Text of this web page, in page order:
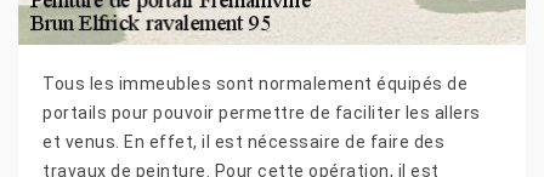
Tous les immeubles sont normalement équipés de
portails pour pouvoir permettre de faciliter les allers
et venus. En effet, il est nécessaire de faire des
travaux de peinture. Pour cette opération, il est